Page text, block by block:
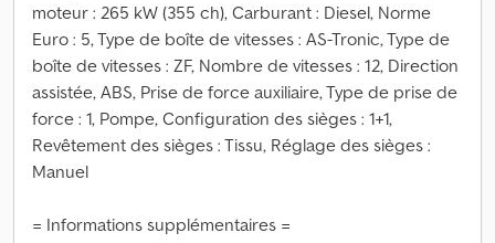
moteur : 265 kW (355 ch), Carburant : Diesel, Norme
Euro : 5, Type de boîte de vitesses : AS-Tronic, Type de
boîte de vitesses : ZF, Nombre de vitesses : 12, Direction
assistée, ABS, Prise de force auxiliaire, Type de prise de
force : 1, Pompe, Configuration des sièges : 1+1,
Revêtement des sièges : Tissu, Réglage des sièges :
Manuel
= Informations supplémentaires =